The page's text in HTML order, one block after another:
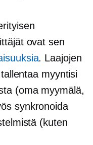
ovat sen
. Laajojen
myyntisi
(oma myymälä,
synkronoida
(kuten